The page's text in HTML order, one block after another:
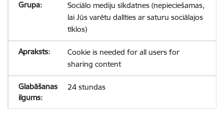
Sociālo mediju sīkdatnes (nepieciešamas,
lai Jūs varētu dalīties ar saturu sociālajos
tīklos)
Cookie is needed for all users for
sharing content
24 stundas